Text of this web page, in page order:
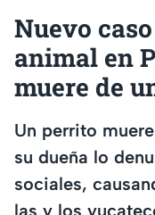
Nuevo
animal en
muere de
Un perrito
su dueña lo
sociales,
las y los